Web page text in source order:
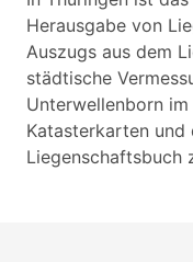
Herausgabe von
Auszugs aus dem
städtische
Unterwellenborn
Katasterkarten und
Liegenschaftsbuch